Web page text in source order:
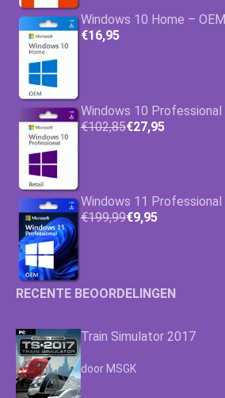
Windows 10 Home – OEM
€16,95
Windows 10
€102,85€27,95
Windows 11 Professional
€199,99€9,95
RECENTE BEOORDELINGEN
Train Simulator 2017
Waardering
door MSGK